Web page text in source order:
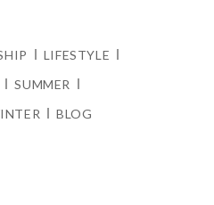
LIFESTYLE
SUMMER
BLOG